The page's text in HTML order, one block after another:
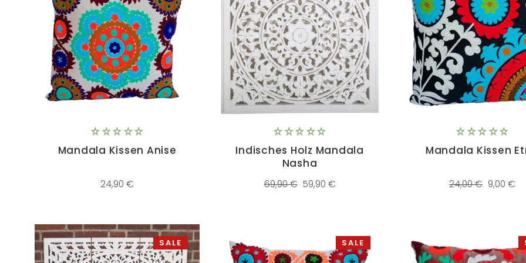
Mandala Kissen Anise
24,90 €
Indisches Holz Mandala
Nasha
Normaler
69,90 € Sonderpreis
59,90 €
Mandala Kissen
Normaler
24,00 € 9,00 €
SALE SALE